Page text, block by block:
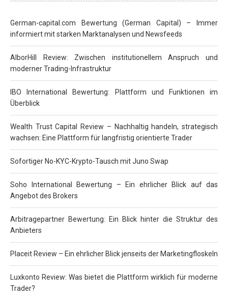
German-capital.com Bewertung (German Capital) – Immer
informiert mit starken Marktanalysen und Newsfeeds
AlborHill Review: Zwischen institutionellem Anspruch und
moderner Trading-Infrastruktur
IBO International Bewertung: Plattform und Funktionen im
Überblick
Wealth Trust Capital Review – Nachhaltig handeln, strategisch
wachsen: Eine Plattform für langfristig orientierte Trader
Sofortiger No-KYC-Krypto-Tausch mit Juno Swap
Soho International Bewertung – Ein ehrlicher Blick auf das
Angebot des Brokers
Arbitragepartner Bewertung: Ein Blick hinter die Struktur des
Anbieters
Placeit Review – Ein ehrlicher Blick jenseits der Marketingfloskeln
Luxkonto Review: Was bietet die Plattform wirklich für moderne
Trader?